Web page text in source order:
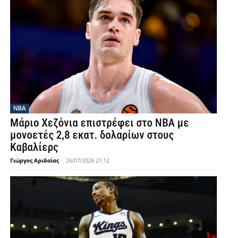
NBA
Μάριο Χεζόνια επιστρέφει στο ΝΒΑ με
μονοετές 2,8 εκατ. δολαρίων στους
Καβαλίερς
Γιώργος Αριδαίας - 26/07/2026 21:12